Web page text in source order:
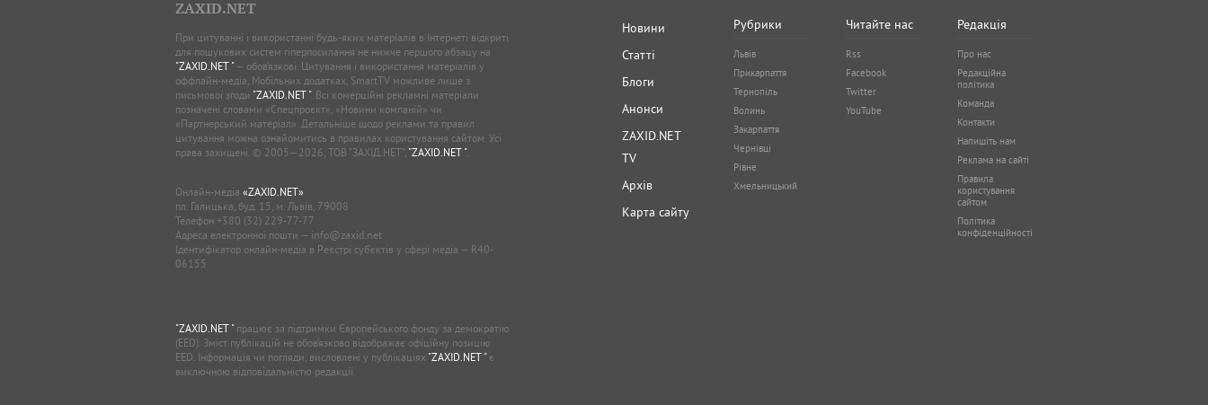
ZAXID.NET
При цитуванні і використанні будь-яких матеріалів в Інтернеті відкриті
для пошукових систем гіперпосилання не нижче першого абзацу на
"ZAXID.NET "— обов’язкові. Цитування і використання матеріалів у
оффлайн-медіа, Мобільних додатках, SmartTV можливе лише з
письмової згоди "ZAXID.NET ". Всі комерційні рекламні матеріали
позначені словами «Спецпроєкт», «Новини компаній» чи
«Партнерський матеріал». Детальніше щодо реклами та правил
цитування можна ознайомитись в правилах користування сайтом. Усі
права захищені. © 2005—2026, ТОВ “ЗАХІД.НЕТ”, "ZAXID.NET ".
Онлайн-медіа «ZAXID.NET»
пл. Галицька, буд. 15, м. Львів, 79008
Телефон +380 (32) 229-77-77
Адреса електронної пошти — info@zaxid.net
Ідентифікатор онлайн-медіа в Реєстрі суб'єктів у сфері медіа — R40-
06155
"ZAXID.NET "працює за підтримки Європейського фонду за демократію
(EED). Зміст публікацій не обов’язково відображає офіційну позицію
EED. Інформація чи погляди, висловлені у публікаціях "ZAXID.NET "є
виключною відповідальністю редакції.
Новини
Статті
Блоги
Анонси
ZAXID.NET
TV
Архів
Карта сайту
Рубрики
Львів
Прикарпаття
Тернопіль
Волинь
Закарпаття
Чернівці
Рівне
Хмельницький
Читайте нас
Rss
Facebook
Twitter
YouTube
Редакція
Про нас
Редакційна
політика
Команда
Контакти
Напишіть нам
Реклама на сайті
Правила
користування
сайтом
Політика
конфіденційності